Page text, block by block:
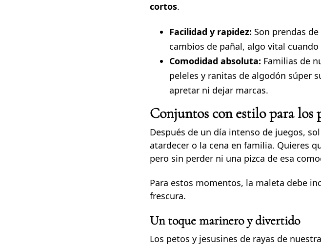
cortos.
Facilidad y rapidez: Son prendas
cambios de pañal, algo vital
Comodidad absoluta: Familias de
peleles y ranitas de algodón súper
apretar ni dejar marcas.
Conjuntos con estilo para los
Después de un día intenso de juegos,
atardecer o la cena en familia. Quieres
pero sin perder ni una pizca de esa
Para estos momentos, la maleta debe
frescura.
Un toque marinero y divertido
Los petos y jesusines de rayas de